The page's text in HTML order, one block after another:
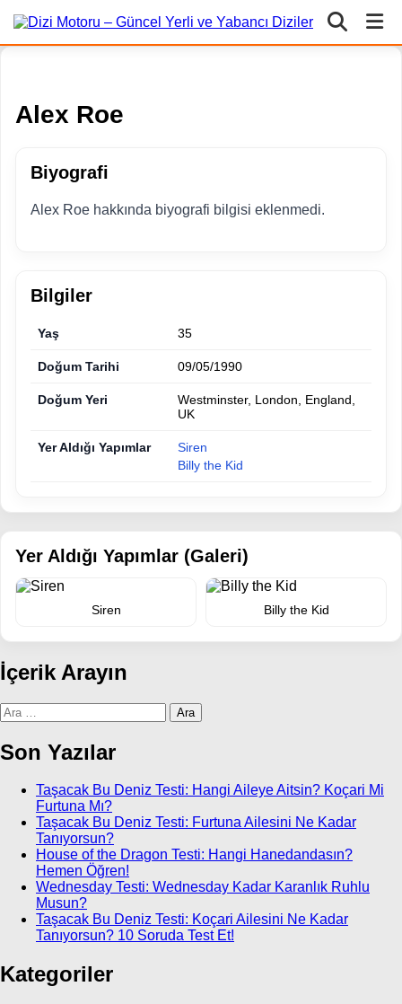
Alex Roe
Biyografi
Alex Roe hakkında biyografi bilgisi eklenmedi.
Bilgiler
Yaş 35
Doğum Tarihi 09/05/1990
Doğum Yeri
Westminster, London, England,
UK
Yer Aldığı Yapımlar
Siren
Billy the Kid
Yer Aldığı Yapımlar (Galeri)
Siren Billy the Kid
İçerik Arayın
Arama:
Son Yazılar
Taşacak Bu Deniz Testi: Hangi Aileye Aitsin? Koçari Mi
Furtuna Mı?
Taşacak Bu Deniz Testi: Furtuna Ailesini Ne Kadar
Tanıyorsun?
House of the Dragon Testi: Hangi Hanedandasın?
Hemen Öğren!
Wednesday Testi: Wednesday Kadar Karanlık Ruhlu
Musun?
Taşacak Bu Deniz Testi: Koçari Ailesini Ne Kadar
Tanıyorsun? 10 Soruda Test Et!
Kategoriler